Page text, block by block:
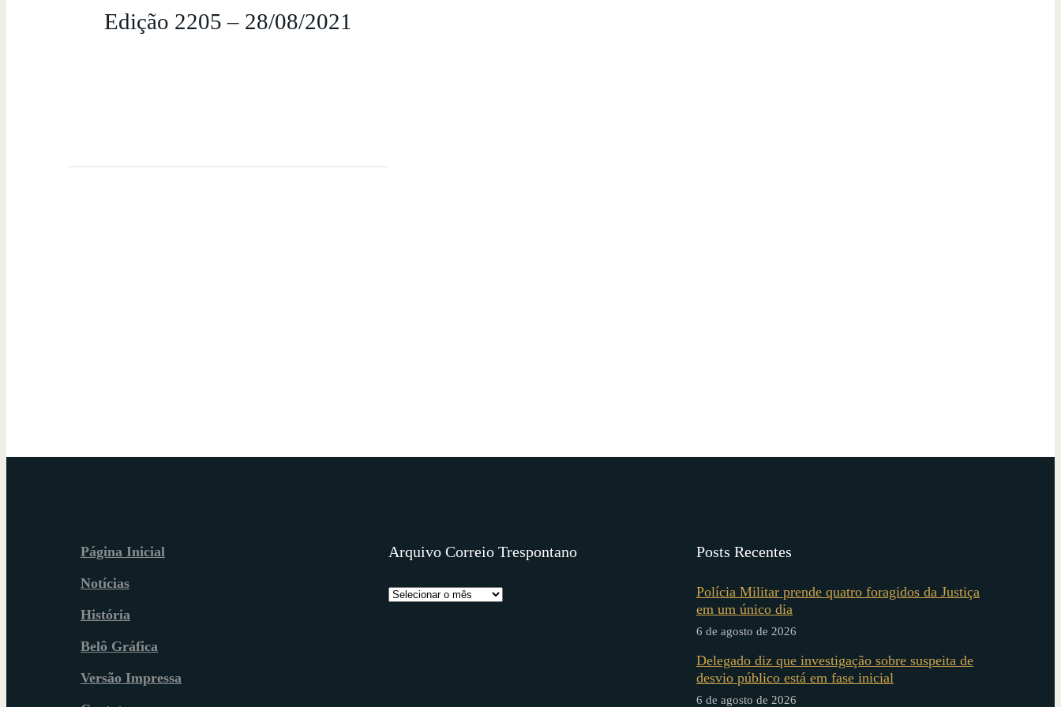
Edição 2205 – 28/08/2021
Página Inicial
Notícias
História
Belô Gráfica
Versão Impressa
Arquivo Correio Trespontano Posts Recentes
Polícia Militar prende quatro foragidos da Justiça
em um único dia
6 de agosto de 2026
Delegado diz que investigação sobre suspeita de
desvio público está em fase inicial
6 de agosto de 2026